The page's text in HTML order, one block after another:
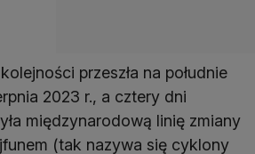
przeszła na południe
2023 r., a cztery dni
międzynarodową linię zmiany
(tak nazywa się cyklony